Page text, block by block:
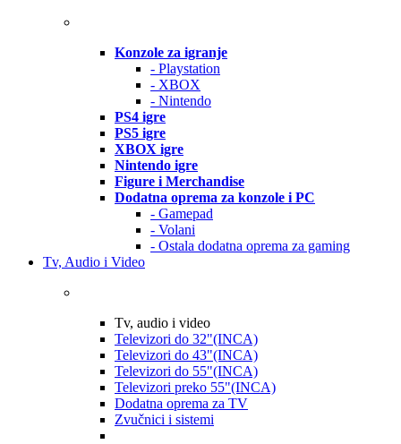
Konzole za igranje
- Playstation
- XBOX
- Nintendo
PS4 igre
PS5 igre
XBOX igre
Nintendo igre
Figure i Merchandise
Dodatna oprema za konzole i PC
- Gamepad
- Volani
- Ostala dodatna oprema za gaming
Tv, Audio i Video
Tv, audio i video
Televizori do 32"(INCA)
Televizori do 43"(INCA)
Televizori do 55"(INCA)
Televizori preko 55"(INCA)
Dodatna oprema za TV
Zvučnici i sistemi